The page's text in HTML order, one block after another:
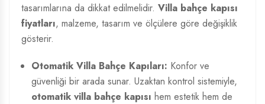
tasarımlarına da dikkat edilmelidir. Villa bahçe kapısı
fiyatları, malzeme, tasarım ve ölçülere göre değişiklik
gösterir.
Otomatik Villa Bahçe Kapıları: Konfor ve
güvenliği bir arada sunar. Uzaktan kontrol sistemiyle,
otomatik villa bahçe kapısı hem estetik hem de